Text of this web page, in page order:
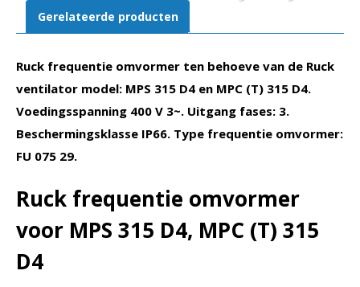
075
29)
aantal
Gerelateerde producten
Ruck frequentie omvormer ten behoeve van de Ruck
ventilator model: MPS 315 D4 en MPC (T) 315 D4.
Voedingsspanning 400 V 3~. Uitgang fases: 3.
Beschermingsklasse IP66. Type frequentie omvormer:
FU 075 29.
Ruck frequentie omvormer
voor MPS 315 D4, MPC (T) 315
D4